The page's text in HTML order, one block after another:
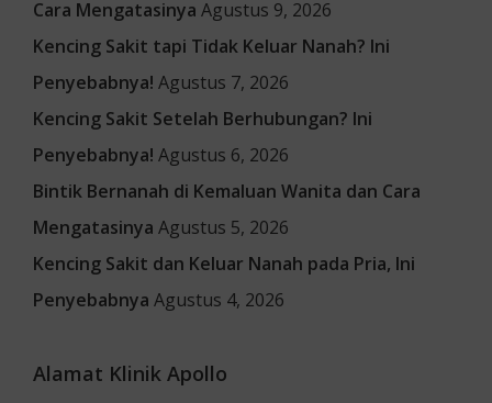
Cara Mengatasinya Agustus 9, 2026
Kencing Sakit tapi Tidak Keluar Nanah? Ini
Penyebabnya! Agustus 7, 2026
Kencing Sakit Setelah Berhubungan? Ini
Penyebabnya! Agustus 6, 2026
Bintik Bernanah di Kemaluan Wanita dan Cara
Mengatasinya Agustus 5, 2026
Kencing Sakit dan Keluar Nanah pada Pria, Ini
Penyebabnya Agustus 4, 2026
Alamat Klinik Apollo